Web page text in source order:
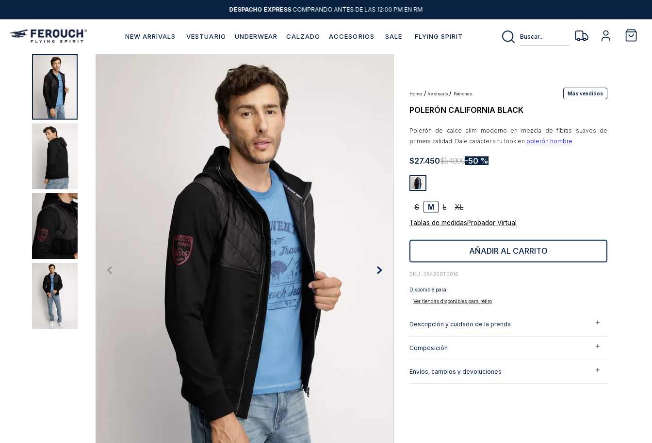
DESPACHO EXPRESSCOMPRANDO ANTES DE LAS 12:00 PM EN RM
NEW ARRIVALS VESTUARIO UNDERWEAR CALZADO ACCESORIOS SALE FLYING SPIRIT
Buscar...
vestuario polerones Más vendidos
POLERÓN CALIFORNIA BLACK
Polerón de calce slim moderno en mezcla de fibras suaves de
primera calidad. Dale carácter a tu look en polerón hombre.
$27.450$54.900 50 %
S M L XL
Tablas de medidasProbador Virtual
AÑADIR AL CARRITO
: 384306T0016
Disponible para:
Ver tiendas disponibles para retiro
Descripción y cuidado de la prenda
Composición
Envíos, cambios y devoluciones
7.
8.
9
10